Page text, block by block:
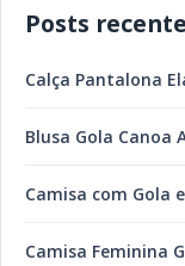
Posts
Calça Pantalona
Blusa Gola Canoa
Camisa com Gola
Camisa Feminina